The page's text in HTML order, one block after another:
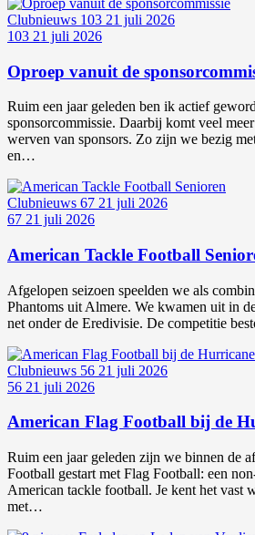
Clubnieuws 103 21 juli 2026
103 21 juli 2026
Oproep vanuit de
Ruim een jaar geleden ben ik actief
sponsorcommissie. Daarbij komt veel
werven van sponsors. Zo zijn we bezig
en…
Clubnieuws 67 21 juli 2026
67 21 juli 2026
American Tackle Football
Afgelopen seizoen speelden we als
Phantoms uit Almere. We kwamen uit in
net onder de Eredivisie. De competitie
Clubnieuws 56 21 juli 2026
56 21 juli 2026
American Flag Football bij de
Ruim een jaar geleden zijn we binnen de
Football gestart met Flag Football: een
American tackle football. Je kent het vast
met…